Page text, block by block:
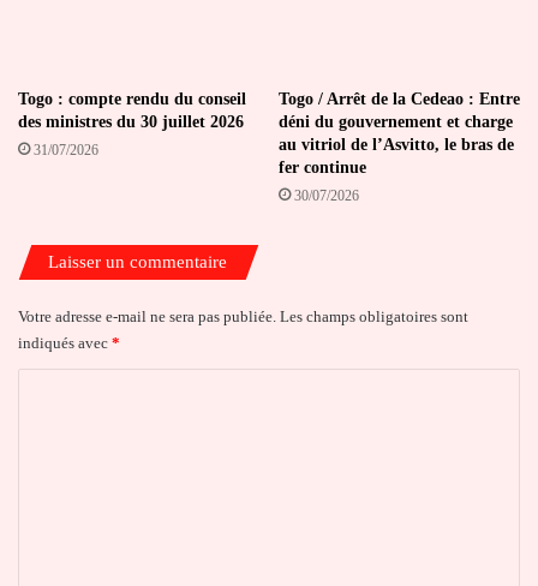
Togo : compte rendu du conseil
des ministres du 30 juillet 2026
31/07/2026
Togo / Arrêt de la Cedeao : Entre
déni du gouvernement et charge
au vitriol de l’Asvitto, le bras de
fer continue
30/07/2026
Laisser un commentaire
Votre adresse e-mail ne sera pas publiée. Les champs obligatoires sont
indiqués avec *